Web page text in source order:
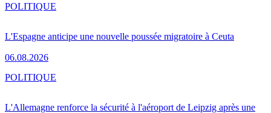
L'Espagne anticipe une nouvelle poussée migratoire à Ceuta
06.08.2026
POLITIQUE
L'Allemagne renforce la sécurité à l'aéroport de Leipzig après une
POLITIQUE